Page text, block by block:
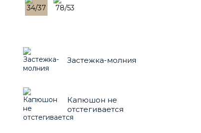
Застежка-молния
Капюшон не
отстегивается